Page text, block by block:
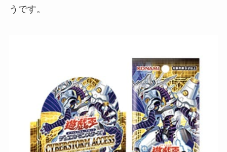
うです。